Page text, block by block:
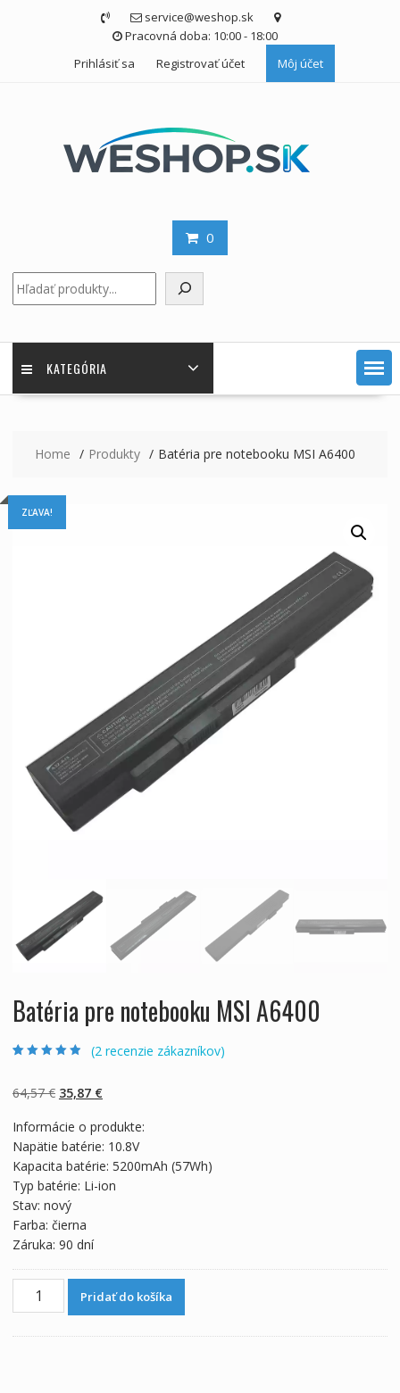
service@weshop.sk
Pracovná doba: 10:00 - 18:00
Prihlásiť sa
Registrovať účet Môj účet
0
KATEGÓRIA
Home Produkty Batéria pre notebooku MSI A6400
ZĽAVA!
Batéria pre notebooku MSI A6400
základe
zákazníckych
(2 recenzie zákazníkov)
64,57€ Pôvodná
bola:
64,57 €.
35,87 €Aktuálna
je:
35,87 €.
Informácie o produkte:
Napätie batérie: 10.8V
Kapacita batérie: 5200mAh (57Wh)
Typ batérie: Li-ion
Stav: nový
Farba: čierna
Záruka: 90 dní
množstvo
Pridať do košíka